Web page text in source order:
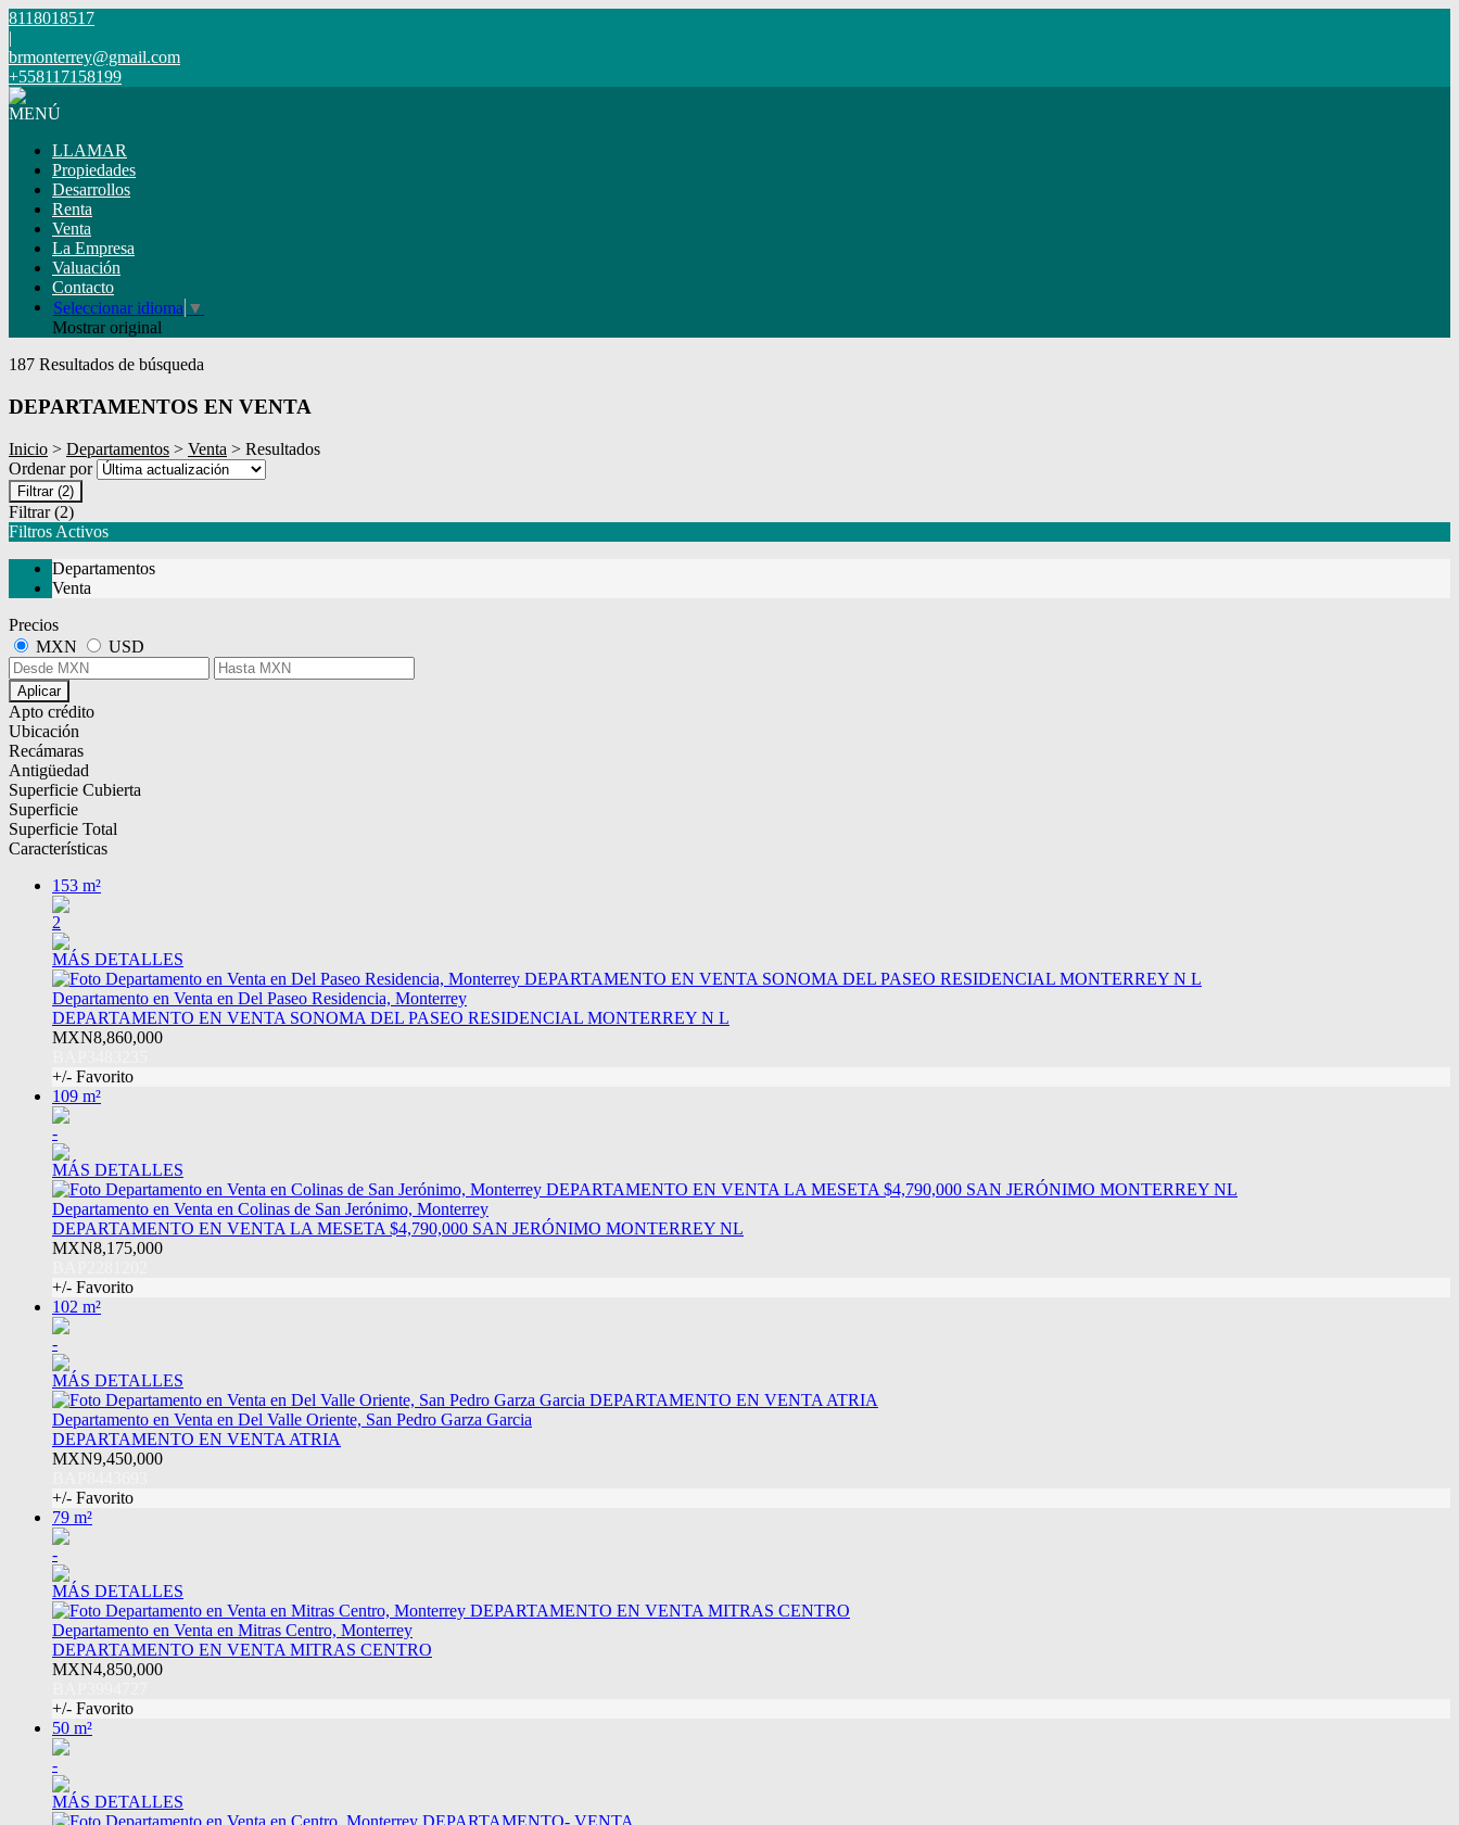
8118018517
|
brmonterrey@gmail.com
+558117158199
MENÚ
LLAMAR
Propiedades
Desarrollos
Renta
Venta
La Empresa
Valuación
Contacto
Seleccionar idioma ▼
Mostrar original
187 Resultados de búsqueda
DEPARTAMENTOS EN VENTA
Inicio > Departamentos > Venta > Resultados
Ordenar por
Filtrar (2)
Filtrar (2)
Filtros Activos
Departamentos
Venta
Precios
MXN
USD
Aplicar
Apto crédito
Ubicación
Recámaras
Antigüedad
Superficie Cubierta
Superficie
Superficie Total
Características
153 m²
2
MÁS DETALLES
Departamento en Venta en Del Paseo Residencia, Monterrey
DEPARTAMENTO EN VENTA SONOMA DEL PASEO RESIDENCIAL MONTERREY N L
MXN8,860,000
+/- Favorito
109 m²
-
MÁS DETALLES
Departamento en Venta en Colinas de San Jerónimo, Monterrey
DEPARTAMENTO EN VENTA LA MESETA $4,790,000 SAN JERÓNIMO MONTERREY NL
MXN8,175,000
+/- Favorito
102 m²
-
MÁS DETALLES
Departamento en Venta en Del Valle Oriente, San Pedro Garza Garcia
DEPARTAMENTO EN VENTA ATRIA
MXN9,450,000
+/- Favorito
79 m²
-
MÁS DETALLES
Departamento en Venta en Mitras Centro, Monterrey
DEPARTAMENTO EN VENTA MITRAS CENTRO
MXN4,850,000
+/- Favorito
50 m²
-
MÁS DETALLES